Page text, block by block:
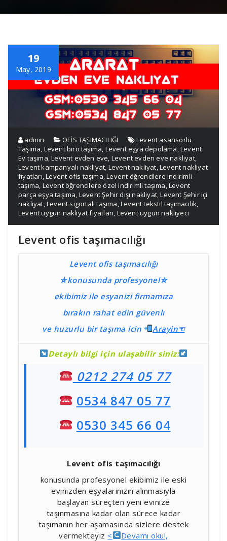
19
May, 2019
admin OFİS TAŞIMACILIĞI
Levent asansörlü
Taşıma, Levent biro taşıma, Levent eşya depolama,Levent
Ev taşıma,Levent evden eve, Levent evden eve nakliyat,
Levent kampanyalı nakliyat, Levent nakliyat,Levent nakliyat
fıyatları,Levent ofis taşıma,Levent öğrencilere indirimli
taşıma, Levent öğrencilere özel indirimli taşıma,Levent
parça eşya taşıma, Levent Şehir dışı nakliyat,Levent Şehir içi
nakliyat,Levent sigortalı taşıma,Levent tekstil taşımacılık,
Levent uygun nakliyat fiyatları, Levent uygun nakliyeci
Levent ofis taşımacılığı
Levent ofis taşımacılığı
⛤konusunda profesyonel⛤
ekibimiz ile esyanizi firmamıza
bırakın rahat edin güvenlı
ve huzurlu bir taşıma icin Arayin☜
Detaylı bilgi için ulaşabilir siniz:
0212 274 05 77
0534 847 05 77
0530 345 66 04
Levent ofis taşımacılığı
konusunda profesyonel ekibimiz ile eski
evinizden eşyalarınızın alınmasıyla
başlayan süreçten yeni evinize
taşınmasına kadar olan sürece kadar
taşımanın her aşamasında sizlere destek
vermekteyiz < Devamı oku!,